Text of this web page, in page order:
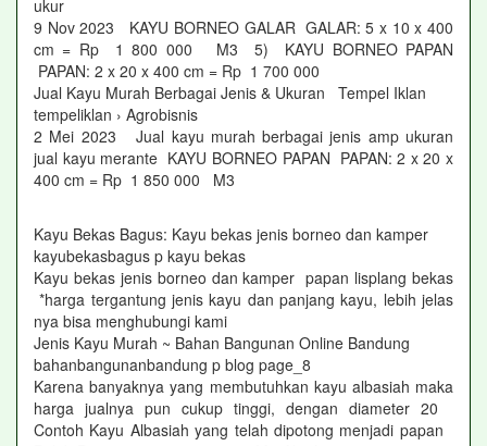
ukur
9 Nov 2023 KAYU BORNEO GALAR GALAR: 5 x 10 x 400
cm = Rp 1 800 000 M3 5) KAYU BORNEO PAPAN
PAPAN: 2 x 20 x 400 cm = Rp 1 700 000
Jual Kayu Murah Berbagai Jenis & Ukuran Tempel Iklan
tempeliklan › Agrobisnis
2 Mei 2023 Jual kayu murah berbagai jenis amp ukuran
jual kayu merante KAYU BORNEO PAPAN PAPAN: 2 x 20 x
400 cm = Rp 1 850 000 M3
Kayu Bekas Bagus: Kayu bekas jenis borneo dan kamper
kayubekasbagus p kayu bekas
Kayu bekas jenis borneo dan kamper papan lisplang bekas
*harga tergantung jenis kayu dan panjang kayu, lebih jelas
nya bisa menghubungi kami
Jenis Kayu Murah ~ Bahan Bangunan Online Bandung
bahanbangunanbandung p blog page_8
Karena banyaknya yang membutuhkan kayu albasiah maka
harga jualnya pun cukup tinggi, dengan diameter 20
Contoh Kayu Albasiah yang telah dipotong menjadi papan